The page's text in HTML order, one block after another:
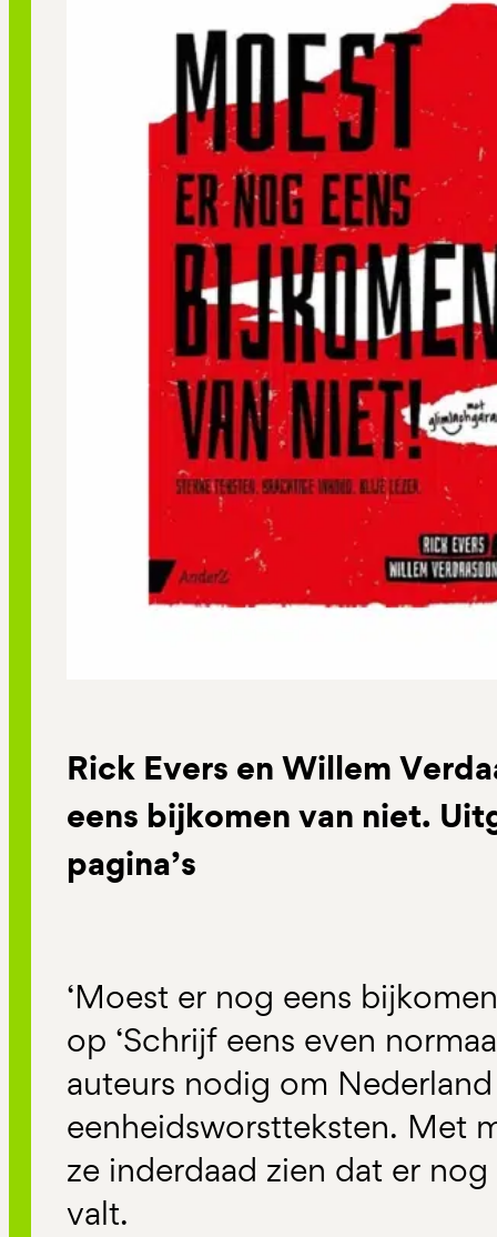
Rick Evers en Willem
eens bijkomen van niet.
pagina’s
‘Moest er nog eens
op ‘Schrijf eens even
auteurs nodig om
eenheidsworstteksten. Met
ze inderdaad zien dat er
valt.